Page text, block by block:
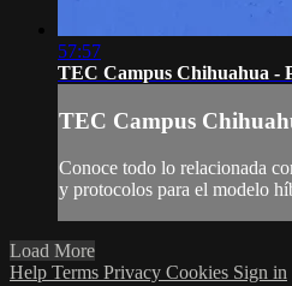
57:57
TEC Campus Chihuahua -
TEC Campus
Conoce todo lo relacionada
y protocolos para el modelo
Load More
Help Terms Privacy Cookies Sign in